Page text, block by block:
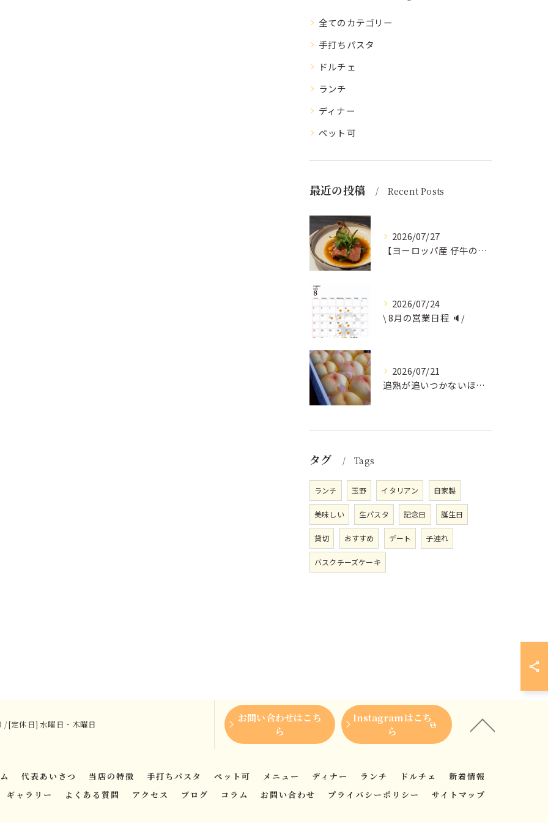
全てのカテゴリー
手打ちパスタ
ドルチェ
ランチ
ディナー
ペット可
最近の投稿 Recent Posts
2026/07/27
【ヨーロッパ産 仔牛のタンとフォンドヴォー】
2026/07/24
\ 8月の営業日程 🔈/
2026/07/21
追熟が追いつかないほど気にかけていただいている
タグ Tags
ランチ 玉野 イタリアン 自家製
美味しい 生パスタ 記念日 誕生日
貸切 おすすめ デート 子連れ
バスクチーズケーキ
[定休日] 水曜日・木曜日
お問い合わせはこち
ら
Instagramはこち
ら
代表あいさつ 当店の特徴 手打ちパスタ ペット可 メニュー ディナー ランチ ドルチェ
新着情報
ギャラリー
よくある質問 アクセス ブログ コラム お問い合わせ プライバシーポリシー サイトマップ